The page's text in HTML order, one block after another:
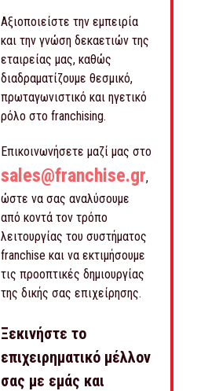
Αξιοποιείστε την εμπειρία
και την γνώση δεκαετιών της
εταιρείας μας, καθώς
διαδραματίζουμε θεσμικό,
πρωταγωνιστικό και ηγετικό
ρόλο στο franchising.
Επικοινωνήσετε μαζί μας στο
sales@franchise.gr,
ώστε να σας αναλύσουμε
από κοντά τον τρόπο
λειτουργίας του συστήματος
franchise και να εκτιμήσουμε
τις προοπτικές δημιουργίας
της δικής σας επιχείρησης.
Ξεκινήστε το
επιχειρηματικό μέλλον
σας με εμάς και